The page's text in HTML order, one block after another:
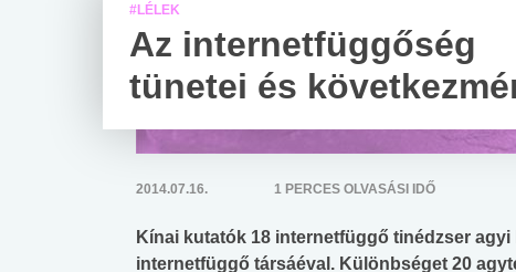
#LÉLEK
Az internetfüggőség
tünetei és
2014.07.16. 1 PERCES OLVASÁSI IDŐ
Kínai kutatók 18 internetfüggő tinédzser
internetfüggő társáéval. Különbséget 20